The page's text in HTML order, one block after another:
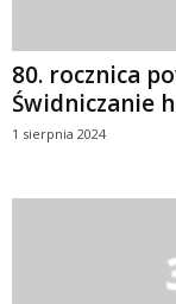
80. rocznica
Świdniczanie
1 sierpnia 2024